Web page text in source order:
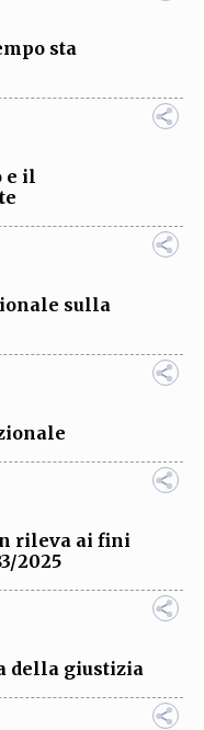
sta
e il
sulla
rileva ai fini
2025
della giustizia